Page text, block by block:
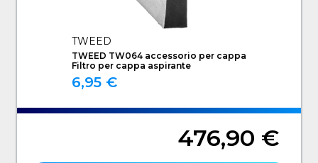
TWEED
TWEED TW064 accessorio per cappa
Filtro per cappa aspirante
6,95 €
476,90 €